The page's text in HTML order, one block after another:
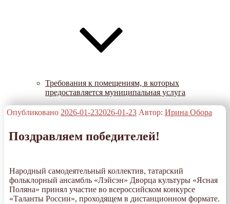
Требования к помещениям, в которых
предоставляется муниципальная услуга
Опубликовано 2026-01-232026-01-23 Автор: Ирина Обора
Поздравляем победителей!
Народный самодеятельный коллектив, татарский
фольклорный ансамбль «Лэйсэн» Дворца культуры «Ясная
Поляна» принял участие во всероссийском конкурсе
«Таланты России», проходящем в дистанционном формате.